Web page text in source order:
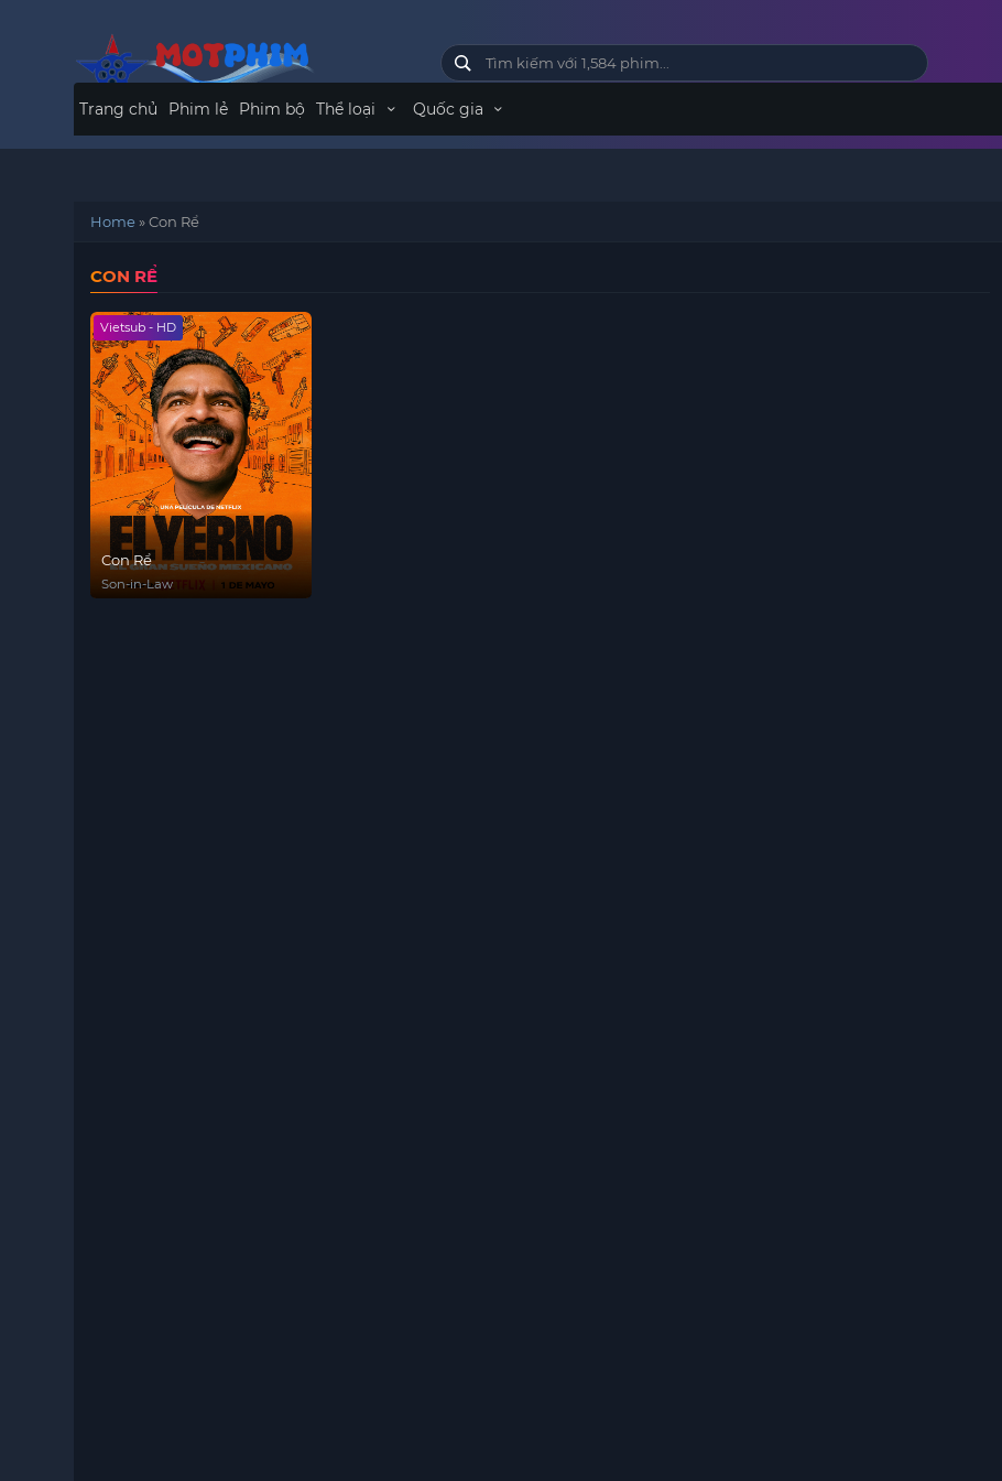
Trang chủ Phim lẻ Phim bộ Thể loại Quốc gia
Home»Con Rể
CON RỂ
Vietsub - HD
Con Rể
Son-in-Law